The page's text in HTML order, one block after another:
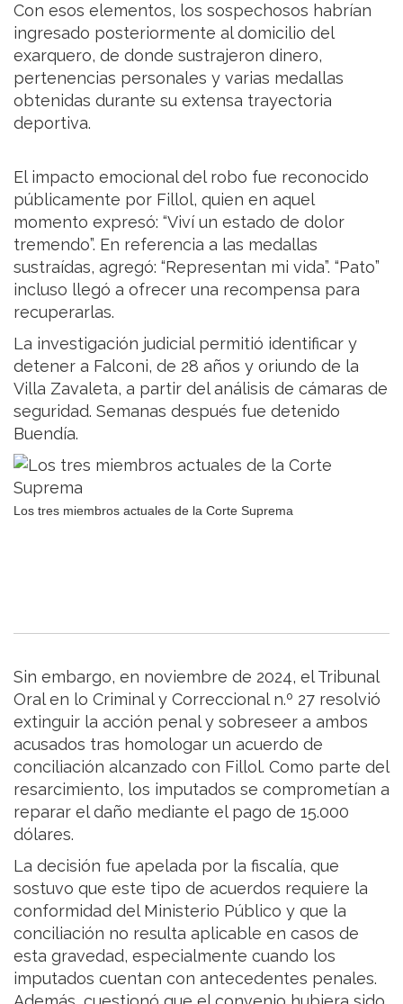
Con esos elementos, los sospechosos habrían
ingresado posteriormente al domicilio del
exarquero, de donde sustrajeron dinero,
pertenencias personales y varias medallas
obtenidas durante su extensa trayectoria
deportiva.
El impacto emocional del robo fue reconocido
públicamente por Fillol, quien en aquel
momento expresó: “Viví un estado de dolor
tremendo”. En referencia a las medallas
sustraídas, agregó: “Representan mi vida”. “Pato”
incluso llegó a ofrecer una recompensa para
recuperarlas.
La investigación judicial permitió identificar y
detener a Falconi, de 28 años y oriundo de la
Villa Zavaleta, a partir del análisis de cámaras de
seguridad. Semanas después fue detenido
Buendía.
Los tres miembros actuales de la Corte Suprema
Sin embargo, en noviembre de 2024, el Tribunal
Oral en lo Criminal y Correccional n.º 27 resolvió
extinguir la acción penal y sobreseer a ambos
acusados tras homologar un acuerdo de
conciliación alcanzado con Fillol. Como parte del
resarcimiento, los imputados se comprometían a
reparar el daño mediante el pago de 15.000
dólares.
La decisión fue apelada por la fiscalía, que
sostuvo que este tipo de acuerdos requiere la
conformidad del Ministerio Público y que la
conciliación no resulta aplicable en casos de
esta gravedad, especialmente cuando los
imputados cuentan con antecedentes penales.